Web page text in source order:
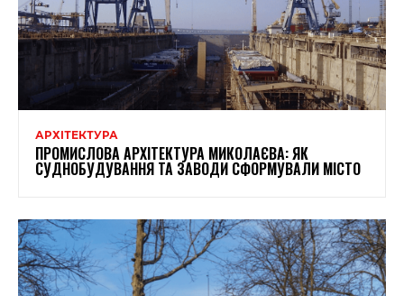
АРХІТЕКТУРА
ПРОМИСЛОВА АРХІТЕКТУРА МИКОЛАЄВА: ЯК
СУДНОБУДУВАННЯ ТА ЗАВОДИ СФОРМУВАЛИ МІСТО